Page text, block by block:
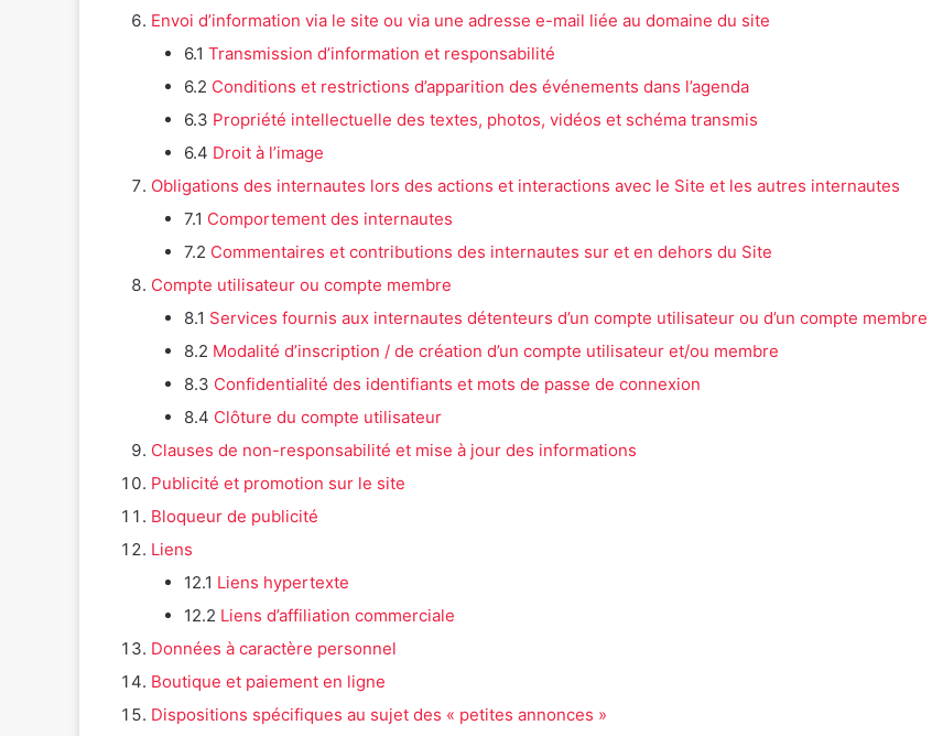
Envoi d’information via le site ou via une adresse e-mail liée au domaine du site
6.1 Transmission d’information et responsabilité
6.2 Conditions et restrictions d’apparition des événements dans l’agenda
6.3 Propriété intellectuelle des textes, photos, vidéos et schéma transmis
6.4 Droit à l’image
Obligations des internautes lors des actions et interactions avec le Site et les autres internautes
7.1 Comportement des internautes
7.2 Commentaires et contributions des internautes sur et en dehors du Site
Compte utilisateur ou compte membre
8.1 Services fournis aux internautes détenteurs d’un compte utilisateur ou d’un compte membre
8.2 Modalité d’inscription / de création d’un compte utilisateur et/ou membre
8.3 Confidentialité des identifiants et mots de passe de connexion
8.4 Clôture du compte utilisateur
Clauses de non-responsabilité et mise à jour des informations
Publicité et promotion sur le site
Bloqueur de publicité
Liens
12.1 Liens hypertexte
12.2 Liens d’affiliation commerciale
Données à caractère personnel
Boutique et paiement en ligne
Dispositions spécifiques au sujet des « petites annonces »